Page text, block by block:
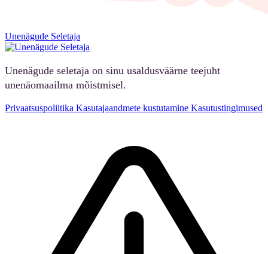
Unenägude Seletaja
Unenägude seletaja on sinu usaldusväärne teejuht
unenäomaailma mõistmisel.
Privaatsuspoliitika Kasutajaandmete kustutamine Kasutustingimused